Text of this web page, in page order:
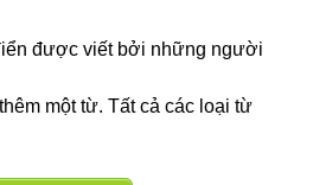
được viết bởi những người
một từ. Tất cả các loại từ